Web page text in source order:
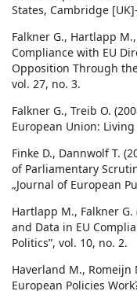
States, Cambridge
Falkner G., Hartlapp
Compliance with EU
Opposition Through
vol. 27, no. 3.
Falkner G., Treib O.
European Union:
Finke D., Dannwolf T.
of Parliamentary
„Journal of European
Hartlapp M., Falkner
and Data in EU
Politics”, vol. 10, no. 2.
Haverland M., Romeijn
European Policies